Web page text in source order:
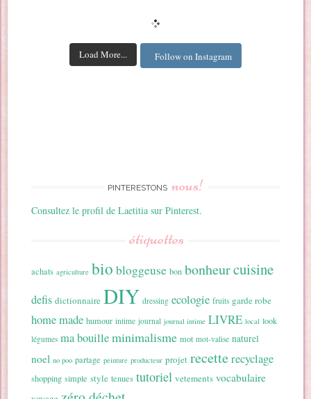
Load More... Follow on Instagram
PINTERESTONS nous!
Consultez le profil de Laetitia sur Pinterest.
étiquettes
achats agriculture bio bloggeuse bon bonheurcuisine
defis dictionnaire DIY dressing ecologie fruits garde robe
home made humour intime journal journal intime LIVRE local look
légumes ma bouilleminimalisme mot mot-valise naturel
noel no poo partage peinture producteur projet recetterecyclage
shopping simple style tenues tutoriel vetements vocabulaire